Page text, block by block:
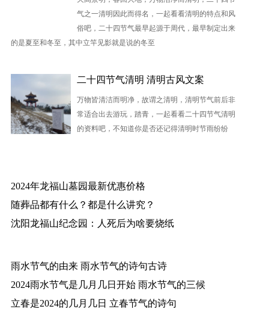
气之一清明因此而得名，一起看看清明的特点和风
俗吧，二十四节气最早起源于周代，最早制定出来
的是夏至和冬至，其中立竿见影就是说的冬至
二十四节气清明 清明古风文案
万物皆清洁而明净，故谓之清明，清明节气前后非
常适合出去游玩，踏青，一起看看二十四节气清明
的资料吧，不知道你是否还记得清明时节雨纷纷
2024年龙福山墓园最新优惠价格
随葬品都有什么？都是什么讲究？
沈阳龙福山纪念园：人死后为啥要烧纸
雨水节气的由来 雨水节气的诗句古诗
2024雨水节气是几月几日开始 雨水节气的三候
立春是2024的几月几日 立春节气的诗句